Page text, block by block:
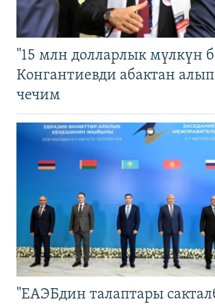
"15 млн долларлык мүлкүн
Конгантиевди абактан
чечим
"ЕАЭБдин талаптары